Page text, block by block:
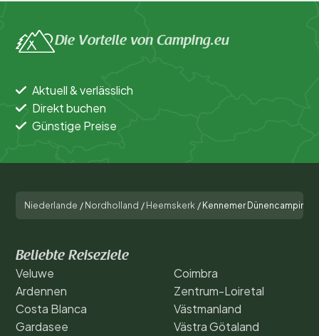
Die Vorteile von Camping.eu
Aktuell & verlässlich
Direkt buchen
Günstige Preise
Niederlande / Nordholland / Heemskerk / Kennemer Dünencamping
Beliebte Reiseziele
Veluwe
Ardennen
Costa Blanca
Gardasee
Coimbra
Zentrum-Loiretal
Västmanland
Västra Götaland